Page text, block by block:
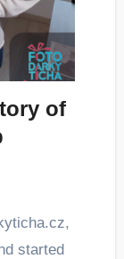
of
started